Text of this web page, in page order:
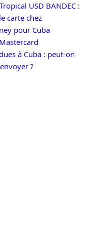
USD BANDEC :
carte chez
pour Cuba
à Cuba : peut-on
?